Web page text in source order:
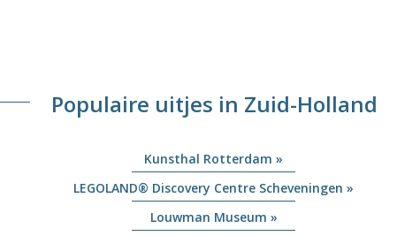
Populaire uitjes in Zuid-Holland
Kunsthal Rotterdam »
LEGOLAND® Discovery Centre Scheveningen »
Louwman Museum »